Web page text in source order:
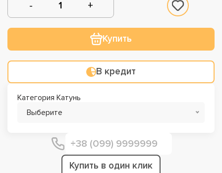
Купить
В кредит
Категория Катунь
Выберите
Купить в один клик